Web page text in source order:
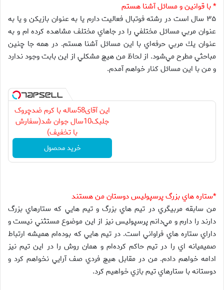
* با قوانين و مسائل آشنا هستم
۳۵ سال است در رشته فوتبال فعاليت دارم يا به عنوان بازيكن و يا به
عنوان مربي مسائل مختلفي را در جاهاي مختلف مشاهده كرده ام و به
عنوان يك مربي حرفه‌اي با اين مسائل آشنا هستم. در همه جا چنين
مباحثي مطرح مي‌شود. از لحاظ من هيچ مشكلي از اين بابت وجود ندارد
و من با اين مسائل كنار خواهم آمدم.
این آقای58ساله با کرم ضدچروک
جلبک10سال جوان شد(سفارش
با تخفیف)
خرید محصول
*ستاره هاي بزرگ پرسپوليس دوستان من هستند
من سابقه مربيگري در تيم هاي بزرگ و تيم هايي كه ستارهاي بزرگ
دارند را دارم و مي‌دانم پرسپوليس نيز از اين موضوع مستثني نيست و
داراي ستاره هاي فراواني است. در تيم هايي كه بوده‌ام هميشه ارتباط
صميميانه اي را در تيم حاكم كرده‌ام و همان روش را در اين تيم نيز
ادامه خواهم دادم. من در مقابل هيچ فردي صف آرايي نخواهم كرد و
دوستانه با ستارهاي تيم بازي خواهيم كرد.